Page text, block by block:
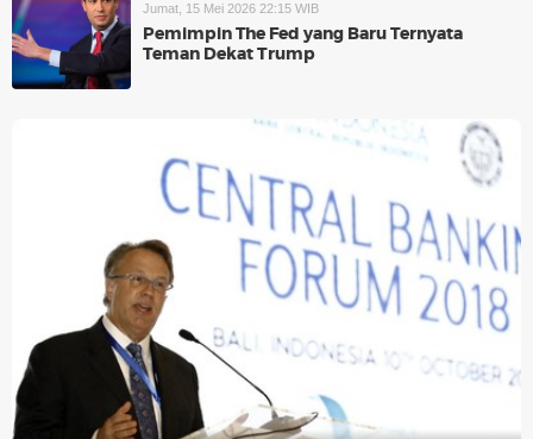
Jumat, 15 Mei 2026 22:15 WIB
Pemimpin The Fed yang Baru Ternyata
Teman Dekat Trump